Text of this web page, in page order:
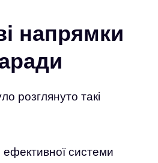
напрямки
розглянуто такі
ефективної системи